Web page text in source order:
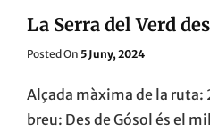
La Serra del Verd
Posted On Posted
5 Juny, 2024
Alçada màxima de la
breu: Des de Gósol és el